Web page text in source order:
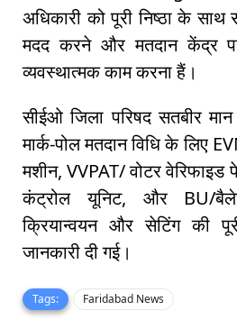
अधिकारी को पूरी निष्ठा के साथ
मदद करने और मतदान केंद्र
व्यवस्थात्मक काम करना हैं।
सीईओ जिला परिषद सतबीर
मार्क-पोल मतदान विधि के लिए
मशीन, VVPAT/ वोटर
कंट्रोल यूनिट, और BU/
क्रियान्वयन और सेटिंग की
जानकारी दी गई।
Tags: Faridabad News